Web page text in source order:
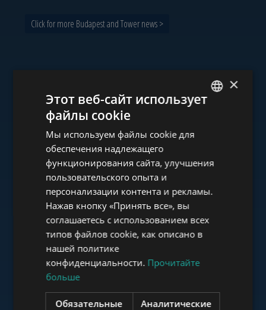
Click for more Budapest and Tower news >
Ознакомьтесь с нашим
портфолио
www.tower-investments.com
HUNGARIAN
ITALIAN
SPANISH
RUSSIAN
×
Этот веб-сайт использует
файлы cookie
Мы используем файлы cookie для
обеспечения надлежащего
функционирования сайта, улучшения
пользовательского опыта и
персонализации контента и рекламы.
Нажав кнопку «Принять все», вы
соглашаетесь с использованием всех
типов файлов cookie, как описано в
нашей политике
конфиденциальности. Прочитайте
больше
Обязательные Аналитические